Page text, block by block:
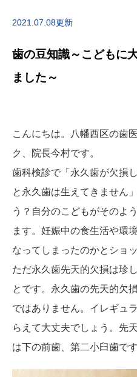
2021.07.08更新
歯の豆知識～こどもに
ました～
こんにちは。八幡西区の歯
ク、院長今村です。
歯科検診で「永久歯が欠損
と永久歯は生えてきません
う？自分のこどもがそのよ
ます。妊娠中の食生活や環
なってしまったのかとショ
ただ永久歯先天的欠損は珍
とです。永久歯の先天的欠
ではありません。イレギュ
らえて大丈夫でしょう。先
は下の前歯、第二小臼歯です